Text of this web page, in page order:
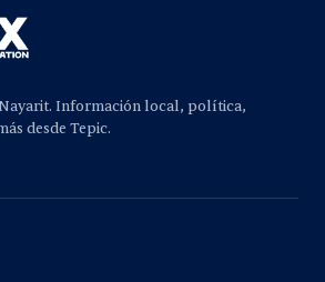
Información local, política,
desde Tepic.